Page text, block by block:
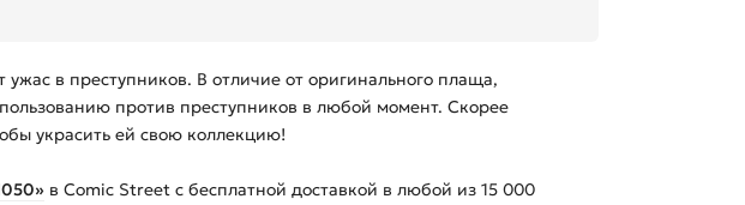
в преступников. В отличие от оригинального плаща,
против преступников в любой момент. Скорее
украсить ей свою коллекцию!
в Comic Street с бесплатной доставкой в любой из 15 000